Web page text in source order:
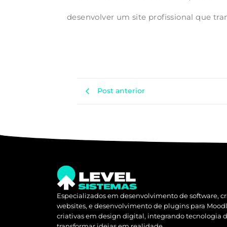
desenvolver um site profissional que
Post anterior
Especializados em desenvolvimento de software,
websites, e desenvolvimento de plugins para
criativas em design digital, integrando tecnologia